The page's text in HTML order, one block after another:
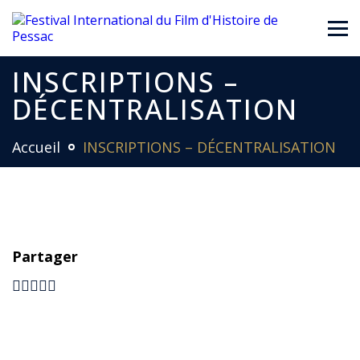
INSCRIPTIONS –
DÉCENTRALISATION
Accueil INSCRIPTIONS – DÉCENTRALISATION
Partager